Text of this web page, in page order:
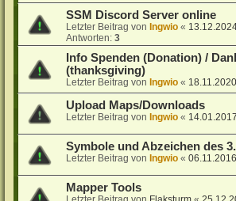
SSM Discord Server online
Letzter Beitrag von Ingwio «
Antworten:3
Info Spenden (Donation) /
(thanksgiving)
Letzter Beitrag von Ingwio «
Upload Maps/Downloads
Letzter Beitrag von Ingwio «
Symbole und Abzeichen des
Letzter Beitrag von Ingwio «
Mapper Tools